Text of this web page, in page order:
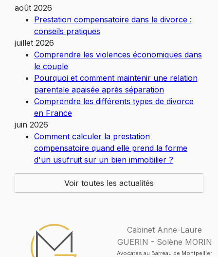
août 2026
Prestation compensatoire dans le divorce :
conseils pratiques
juillet 2026
Comprendre les violences économiques dans
le couple
Pourquoi et comment maintenir une relation
parentale apaisée après séparation
Comprendre les différents types de divorce
en France
juin 2026
Comment calculer la prestation
compensatoire quand elle prend la forme
d'un usufruit sur un bien immobilier ?
Voir toutes les actualités
Cabinet Anne-Laure
GUERIN - Solène MORIN
Avocates au Barreau de Montpellier